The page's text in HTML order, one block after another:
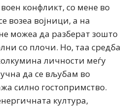
конфликт, со мене во
возеа војници, а на
можеа да разберат зошто
со плочи. Но, таа средба
личности меѓу
да се вљубам во
силно гостопримство.
култура,